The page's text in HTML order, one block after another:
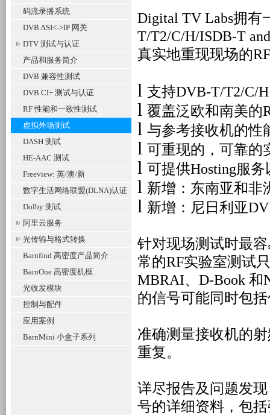
码流录播系统
DVB ASI<->IP 网关
DTV 测试与认证
产品和服务简介
DVB 兼容性测试
DVB CI+ 测试与认证
RF 性能和一致性测试
虚拟外场测试
DASH 测试
HE-AAC 测试
Freeview: 英/澳/新
数字生活网络联盟(DLNA)认证
Dolby 测试
阿里云服务
光传输与格式转换
Barnfind 高密度产品简介
BarnOne 高密度机框
光收发模块
控制与配件
应用案例
BarnMini 小盒子系列
Digital TV Labs拥有
T/T2/C/H/ISDB-T
真实地重现现场的RF
l 支持DVB-T/T2/C/H
l 覆盖泛欧和南美的
l 与参考接收机的性
l 可重现的，可靠的
l 可提供Hosting服务
l 新增：东南亚和非
l 新增：尼日利亚
针对现场测试时最
常的RF实验室测试
MBRAI、 D-Book 和
的信号可能同时包
准确测量接收机的
重复。
详尽报告及问题发
号的详细资料，包